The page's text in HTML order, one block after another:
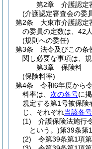
第2章
介護認定
(介護認定審査会の委
第2条
大東市介護認定
の委員の定数は、42
(規則への委任)
第3条
法令及びこの条
関し必要な事項は、規
第3章
保険料
(保険料率)
第4条
令和6年度から
料率は、 次の各号に
規定する第1号被保険
じ、それぞれ当該各号
(1)
介護保険法施行
という。)第39条第
(2)
令第39条第1項